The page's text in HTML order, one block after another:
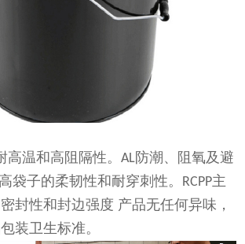
高温和高阻隔性。AL防潮、阻氧及避
袋子的柔韧性和耐穿刺性。 RCPP主
封性和封边强度 产品无任何异味，
装卫生标准。